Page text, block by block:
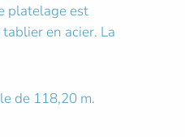
platelage est
en acier. La
de 118,20 m.